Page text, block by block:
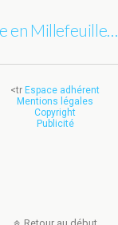
en Millefeuille…
<tr Espace adhérent
Mentions légales
Copyright
Publicité